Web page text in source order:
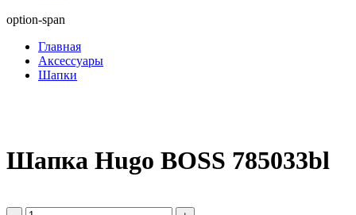
option-span
Главная
Аксессуары
Шапки
Шапка Hugo BOSS 785033bl